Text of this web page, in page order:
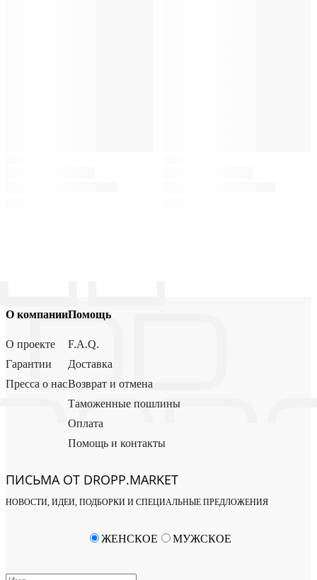
О компании
О проекте
Гарантии
Пресса о нас
Помощь
F.A.Q.
Доставка
Возврат и отмена
Таможенные пошлины
Оплата
Помощь и контакты
ПИСЬМА ОТ DROPP.MARKET
НОВОСТИ, ИДЕИ, ПОДБОРКИ И СПЕЦИАЛЬНЫЕ ПРЕДЛОЖЕНИЯ
ЖЕНСКОЕ МУЖСКОЕ